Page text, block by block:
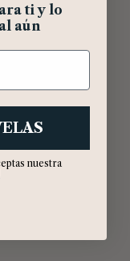
ti y lo
aún
nuestra